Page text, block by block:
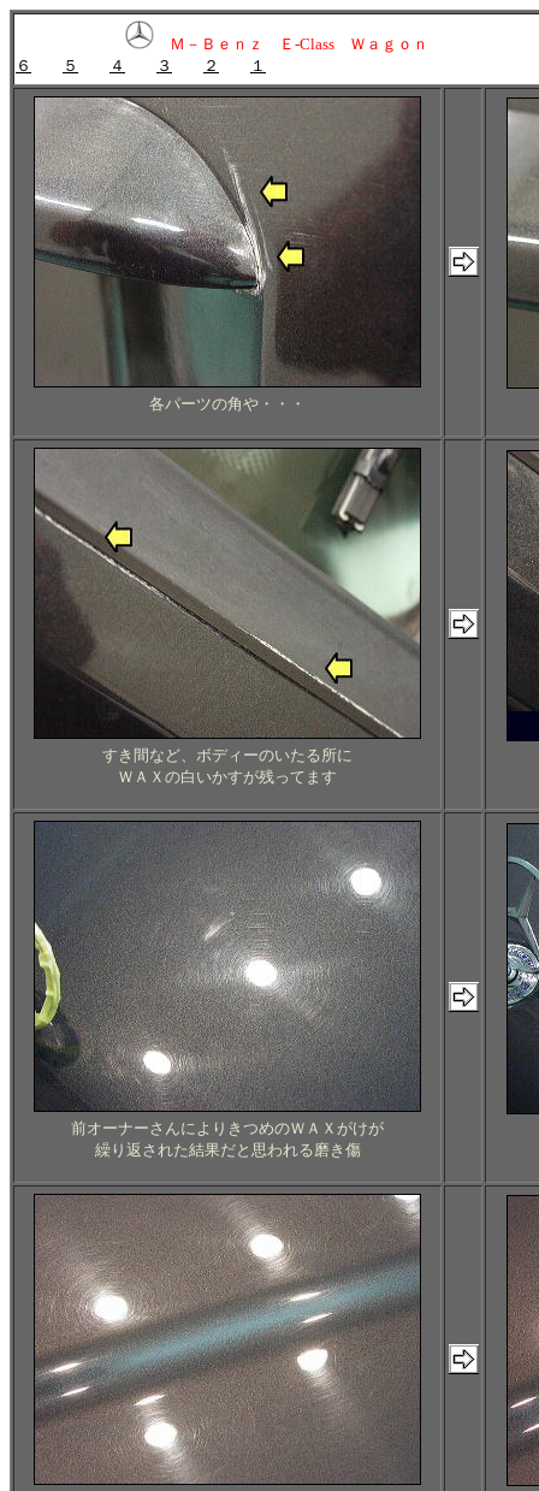
Ｍ－Ｂｅｎｚ Ｅ-Class Ｗａｇｏｎ
６
５ ４ ３ ２ １
各パーツの角や・・・
すき間など、ボディーのいたる所に
ＷＡＸの白いかすが残ってます
前オーナーさんによりきつめのＷＡＸがけが
繰り返された結果だと思われる磨き傷